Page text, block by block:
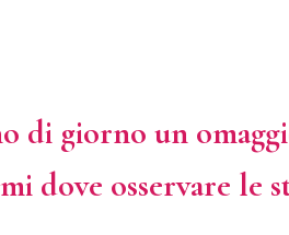
di giorno un
dove osservare le